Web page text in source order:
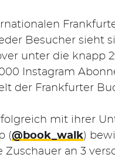
Besucher sieht
unter die knapp
Instagram
der Frankfurter
mit ihrer
(@book_walk)
an 3